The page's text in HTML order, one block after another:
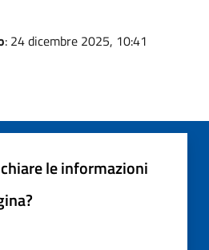
: 24 dicembre 2025, 10:41
le informazioni